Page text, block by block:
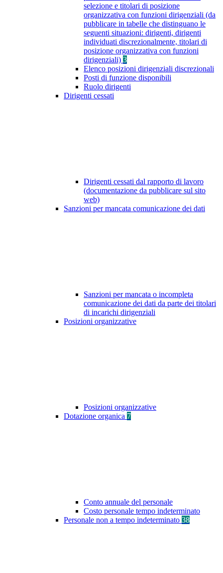
selezione e titolari di posizione
organizzativa con funzioni dirigenziali (da
pubblicare in tabelle che distinguano le
seguenti situazioni: dirigenti, dirigenti
individuati discrezionalmente, titolari di
posizione organizzativa con funzioni
dirigenziali) 3
Elenco posizioni dirigenziali discrezionali
Posti di funzione disponibili
Ruolo dirigenti
Dirigenti cessati
Dirigenti cessati dal rapporto di lavoro
(documentazione da pubblicare sul sito
web)
Sanzioni per mancata comunicazione dei dati
Sanzioni per mancata o incompleta
comunicazione dei dati da parte dei titolari
di incarichi dirigenziali
Posizioni organizzative
Posizioni organizzative
Dotazione organica 7
Conto annuale del personale
Costo personale tempo indeterminato
Personale non a tempo indeterminato 38